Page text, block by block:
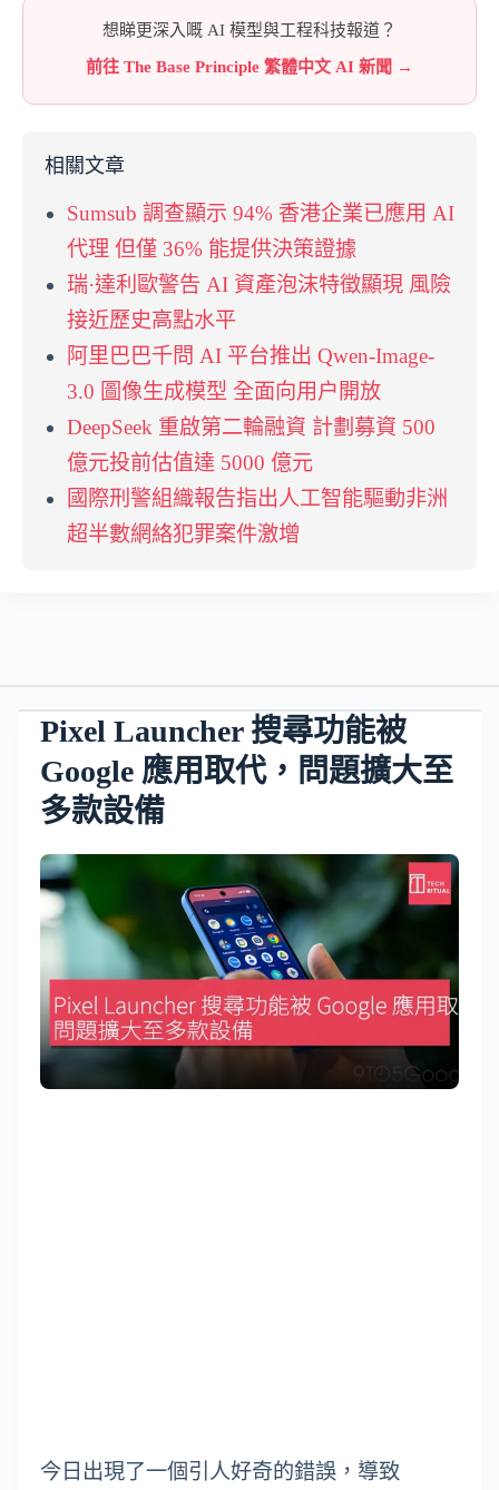
想睇更深入嘅 AI 模型與工程科技報道？
前往 The Base Principle 繁體中文 AI 新聞 →
相關文章
Sumsub 調查顯示 94% 香港企業已應用 AI
代理 但僅 36% 能提供決策證據
瑞·達利歐警告 AI 資產泡沫特徵顯現 風險
接近歷史高點水平
阿里巴巴千問 AI 平台推出 Qwen-Image-
3.0 圖像生成模型 全面向用户開放
DeepSeek 重啟第二輪融資 計劃募資 500
億元投前估值達 5000 億元
國際刑警組織報告指出人工智能驅動非洲
超半數網絡犯罪案件激增
Pixel Launcher 搜尋功能被
Google 應用取代，問題擴大至
多款設備
今日出現了一個引人好奇的錯誤，導致